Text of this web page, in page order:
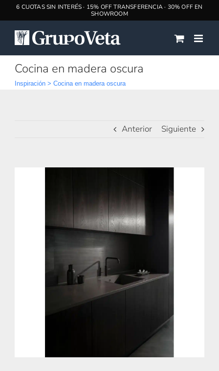
Cocina en madera oscura
Inspiración > Cocina en madera oscura
Anterior Siguiente